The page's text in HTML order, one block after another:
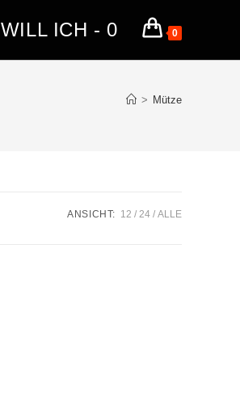
WILL ICH - 0 0
> Mütze
ANSICHT: 12 24 ALLE